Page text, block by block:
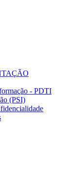
- PDTI
(PSI)